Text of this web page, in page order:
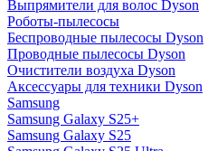
Выпрямители для волос Dyson
Роботы-пылесосы
Беспроводные пылесосы Dyson
Проводные пылесосы Dyson
Очистители воздуха Dyson
Аксессуары для техники Dyson
Samsung
Samsung Galaxy S25+
Samsung Galaxy S25